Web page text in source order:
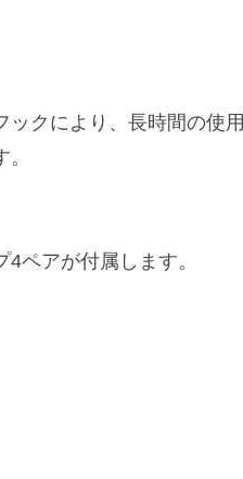
ックにより、長時間の使
ペアが付属します。